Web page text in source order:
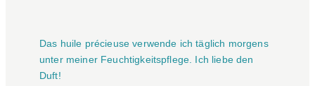
Das huile précieuse verwende ich täglich morgens
unter meiner Feuchtigkeitspflege. Ich liebe den
Duft!